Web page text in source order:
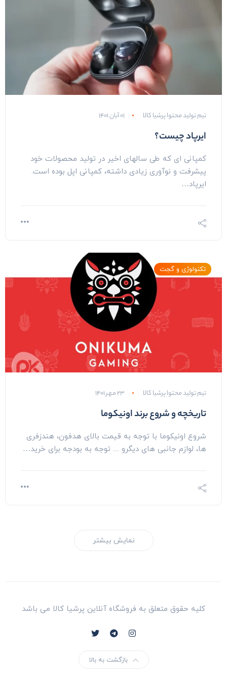
تیم تولید محتوا پرشیا کالا ۰۱ آبان ۱۴۰۱
ایرپاد چیست؟
کمپانی ای که طی سالهای اخیر در تولید محصولات خود
پیشرفت و نوآوری زیادی داشته، کمپانی اپل بوده است.
ایرپاد…
تکنولوژی و گجت
تیم تولید محتوا پرشیا کالا ۲۳ مهر ۱۴۰۱
تاریخچه و شروع برند اونیکوما
شروع اونیکوما با توجه به قیمت بالای هدفون، هندزفری
ها، لوازم جانبی های دیگرو .... توجه به بودجه برای خرید…
نمایش بیشتر
کلیه حقوق متعلق به فروشگاه آنلاین پرشیا کالا می باشد
بازگشت به بالا